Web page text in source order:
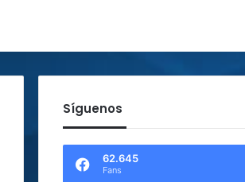
Síguenos
62.645
Fans